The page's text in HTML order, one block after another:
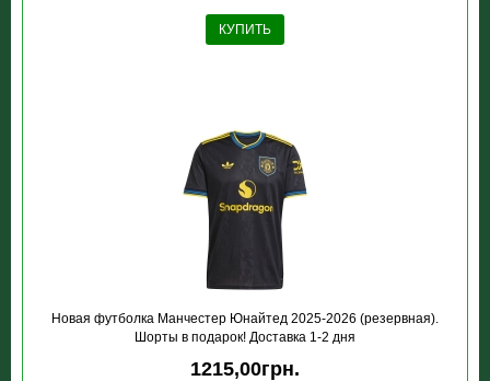
КУПИТЬ
Новая футболка Манчестер Юнайтед 2025-2026 (резервная).
Шорты в подарок! Доставка 1-2 дня
1215,00грн.